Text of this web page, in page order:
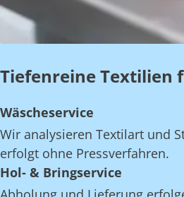
Tiefenreine Textilien
Wäscheservice
Wir analysieren Textilart und
erfolgt ohne Pressverfahren.
Hol- & Bringservice